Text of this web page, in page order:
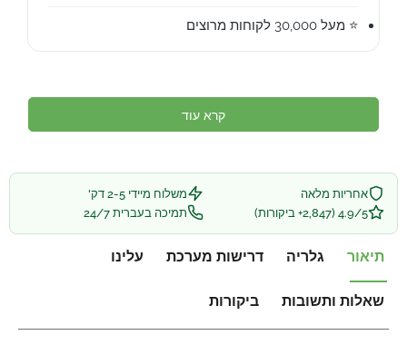
⭐ מעל 30,000 לקוחות מרוצים
קרא עוד
אחריות מלאה
משלוח מיידי 2-5 דק'
4.9/5 (2,847+ ביקורות)
תמיכה בעברית 24/7
תיאור גלריה דרישות מערכת עלינו
שאלות ותשובות ביקורות